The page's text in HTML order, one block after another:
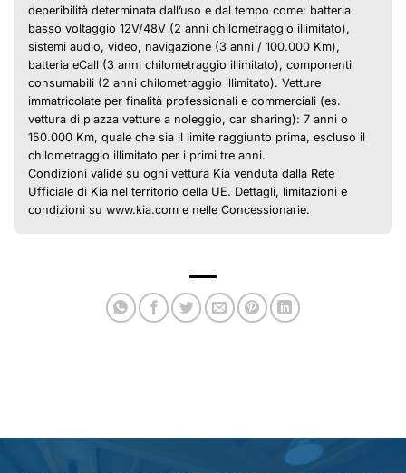
deperibilità determinata dall’uso e dal tempo come: batteria
basso voltaggio 12V/48V (2 anni chilometraggio illimitato),
sistemi audio, video, navigazione (3 anni / 100.000 Km),
batteria eCall (3 anni chilometraggio illimitato), componenti
consumabili (2 anni chilometraggio illimitato). Vetture
immatricolate per finalità professionali e commerciali (es.
vettura di piazza vetture a noleggio, car sharing): 7 anni o
150.000 Km, quale che sia il limite raggiunto prima, escluso il
chilometraggio illimitato per i primi tre anni.
Condizioni valide su ogni vettura Kia venduta dalla Rete
Ufficiale di Kia nel territorio della UE. Dettagli, limitazioni e
condizioni su www.kia.com e nelle Concessionarie.